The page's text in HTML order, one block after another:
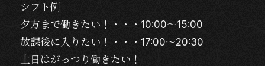
シフト例
夕方まで働きたい！・・・10:00～15:00
放課後に入りたい！・・・17:00～20:30
土日はがっつり働きたい！